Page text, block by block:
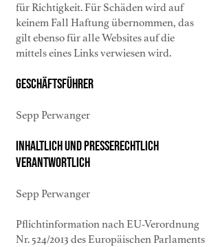
für Richtigkeit. Für Schäden wird auf
keinem Fall Haftung übernommen, das
gilt ebenso für alle Websites auf die
mittels eines Links verwiesen wird.
Geschäftsführer
Sepp Perwanger
Inhaltlich und presserechtlich
verantwortlich
Sepp Perwanger
Pflichtinformation nach EU-Verordnung
Nr. 524/2013 des Europäischen Parlaments